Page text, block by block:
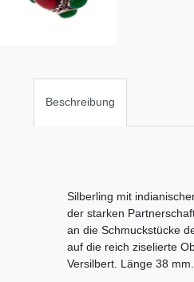
Beschreibung
Silberling mit
der starken
an die Schmuckstücke
auf die reich ziselierte
Versilbert. Länge 38